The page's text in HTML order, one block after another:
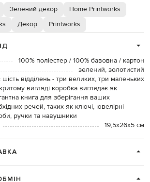
Зелений декор
Home Printworks
Декор Printworks
100% поліестер / 100% бавовна / картон
зелений, золотистий
шість відділень - три великих, три маленьких
вигляді коробка виглядає як
книга для зберігання ваших
речей, таких як ключі, ювелірні
ручки та навушники
19,5х26х5 см